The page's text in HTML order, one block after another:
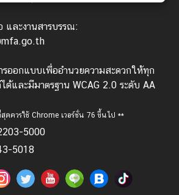
และงานสารบรรณ:
รออกแบบเพื่ออำนวยความสะดวกให้ทุก
ด้และมีมาตรฐาน WCAG 2.0 ระดับ AA
ดควรใช้ Chrome เวอร์ชั่น 76 ขึ้นไป **
5000
5018